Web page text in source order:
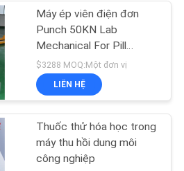
Máy ép viên điện đơn
Punch 50KN Lab
Mechanical For Pill
16mm
$3288 MOQ:Một đơn vị
LIÊN HỆ
Thuốc thử hóa học trong
máy thu hồi dung môi
công nghiệp